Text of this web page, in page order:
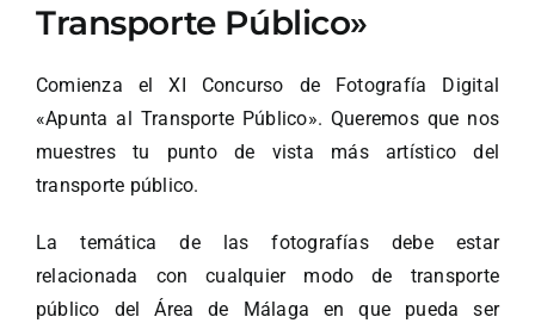
Transporte Público»
Comienza el XI Concurso de Fotografía Digital
«Apunta al Transporte Público». Queremos que nos
muestres tu punto de vista más artístico del
transporte público.
La temática de las fotografías debe estar
relacionada con cualquier modo de transporte
público del Área de Málaga en que pueda ser